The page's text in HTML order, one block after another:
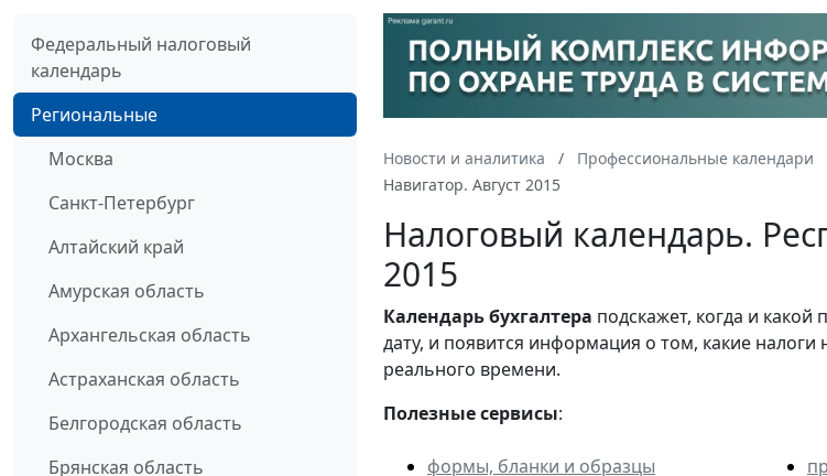
Федеральный налоговый
календарь
Региональные
Москва
Санкт-Петербург
Алтайский край
Амурская область
Архангельская область
Астраханская область
Белгородская область
Брянская область
Новости и аналитика Профессиональные календари
Навигатор. Август 2015
Налоговый календарь.
2015
Календарьбухгалтера подскажет, когда и
дату, и появится информация о том, какие
реального времени.
Полезные сервисы:
формы, бланки и образцы